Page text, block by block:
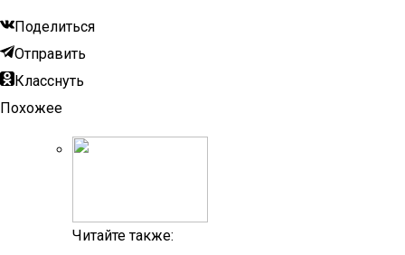
Поделиться
Отправить
Класснуть
Похожее
Читайте также: